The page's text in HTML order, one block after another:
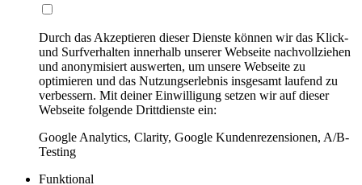
Durch das Akzeptieren dieser Dienste können wir das Klick-
und Surfverhalten innerhalb unserer Webseite nachvollziehen
und anonymisiert auswerten, um unsere Webseite zu
optimieren und das Nutzungserlebnis insgesamt laufend zu
verbessern. Mit deiner Einwilligung setzen wir auf dieser
Webseite folgende Drittdienste ein:
Google Analytics, Clarity, Google Kundenrezensionen, A/B-
Testing
Funktional